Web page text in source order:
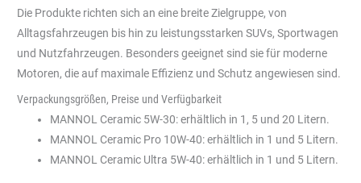
Die Produkte richten sich an eine breite Zielgruppe, von
Alltagsfahrzeugen bis hin zu leistungsstarken SUVs, Sportwagen
und Nutzfahrzeugen. Besonders geeignet sind sie für moderne
Motoren, die auf maximale Effizienz und Schutz angewiesen sind.
Verpackungsgrößen, Preise und Verfügbarkeit
MANNOL Ceramic 5W-30: erhältlich in 1, 5 und 20 Litern.
MANNOL Ceramic Pro 10W-40: erhältlich in 1 und 5 Litern.
MANNOL Ceramic Ultra 5W-40: erhältlich in 1 und 5 Litern.